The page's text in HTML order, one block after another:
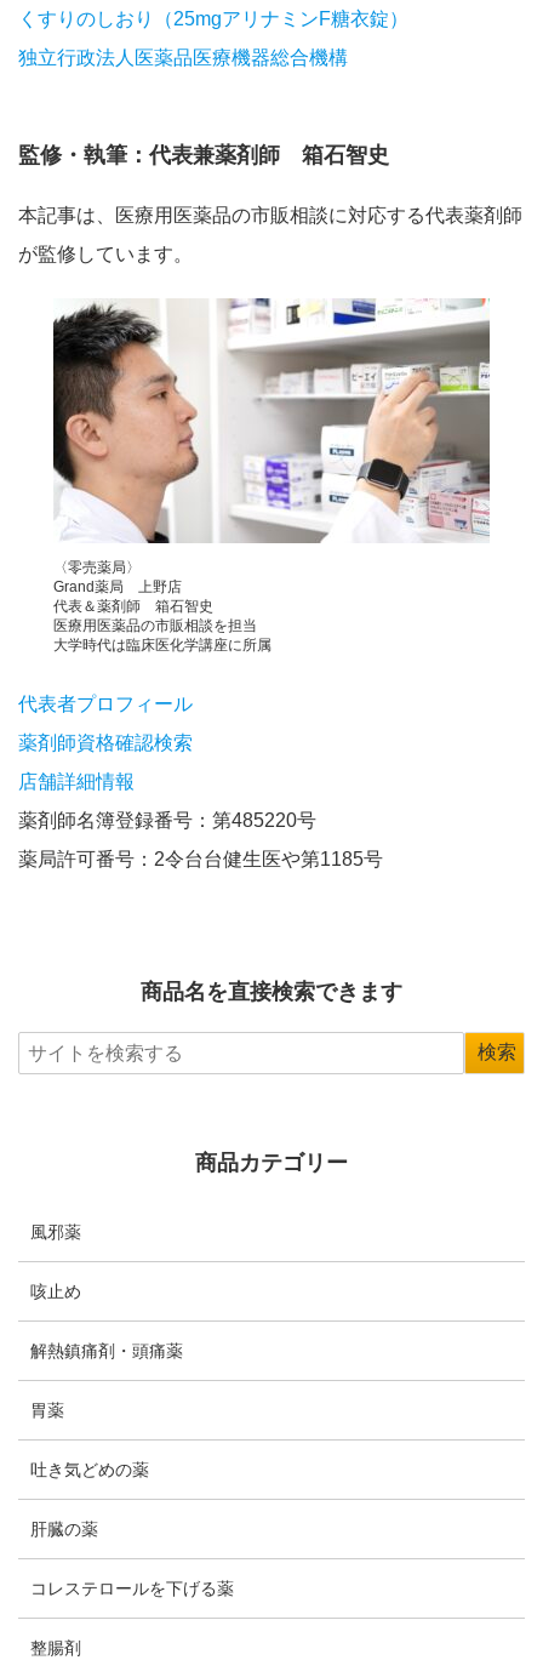
くすりのしおり（25mgアリナミンF糖衣錠）
独立行政法人医薬品医療機器総合機構
監修・執筆：代表兼薬剤師 箱石智史
本記事は、医療用医薬品の市販相談に対応する代表薬剤師
が監修しています。
〈零売薬局〉
Grand薬局 上野店
代表＆薬剤師 箱石智史
医療用医薬品の市販相談を担当
大学時代は臨床医化学講座に所属
代表者プロフィール
薬剤師資格確認検索
店舗詳細情報
薬剤師名簿登録番号：第485220号
薬局許可番号：2令台台健生医や第1185号
商品名を直接検索できます
商品カテゴリー
風邪薬
咳止め
解熱鎮痛剤・頭痛薬
胃薬
吐き気どめの薬
肝臓の薬
コレステロールを下げる薬
整腸剤